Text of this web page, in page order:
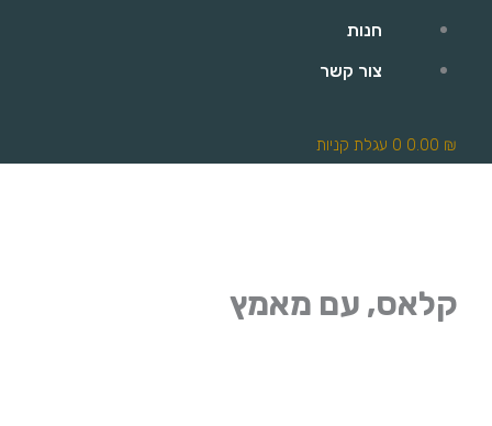
חנות
צור קשר
0.00 ₪
0 עגלת קניות
קלאס, עם מאמץ